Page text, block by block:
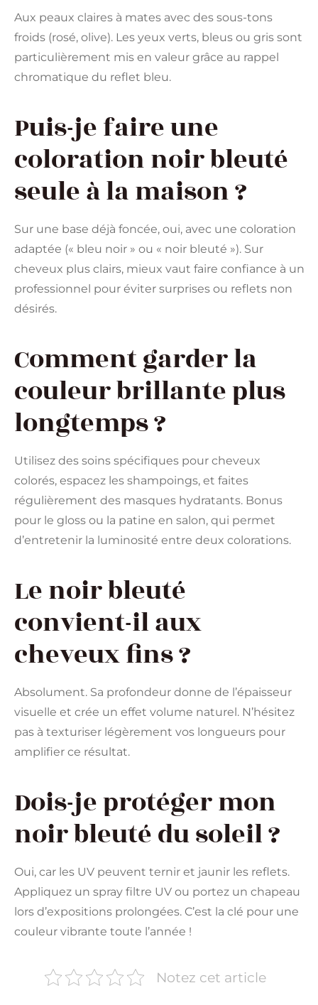
Aux peaux claires à mates avec des sous-tons
froids (rosé, olive). Les yeux verts, bleus ou gris sont
particulièrement mis en valeur grâce au rappel
chromatique du reflet bleu.
Puis-je faire une
coloration noir bleuté
seule à la maison ?
Sur une base déjà foncée, oui, avec une coloration
adaptée (« bleu noir » ou « noir bleuté »). Sur
cheveux plus clairs, mieux vaut faire confiance à un
professionnel pour éviter surprises ou reflets non
désirés.
Comment garder la
couleur brillante plus
longtemps ?
Utilisez des soins spécifiques pour cheveux
colorés, espacez les shampoings, et faites
régulièrement des masques hydratants. Bonus
pour le gloss ou la patine en salon, qui permet
d’entretenir la luminosité entre deux colorations.
Le noir bleuté
convient-il aux
cheveux fins ?
Absolument. Sa profondeur donne de l’épaisseur
visuelle et crée un effet volume naturel. N’hésitez
pas à texturiser légèrement vos longueurs pour
amplifier ce résultat.
Dois-je protéger mon
noir bleuté du soleil ?
Oui, car les UV peuvent ternir et jaunir les reflets.
Appliquez un spray filtre UV ou portez un chapeau
lors d’expositions prolongées. C’est la clé pour une
couleur vibrante toute l’année !
Notez cet article